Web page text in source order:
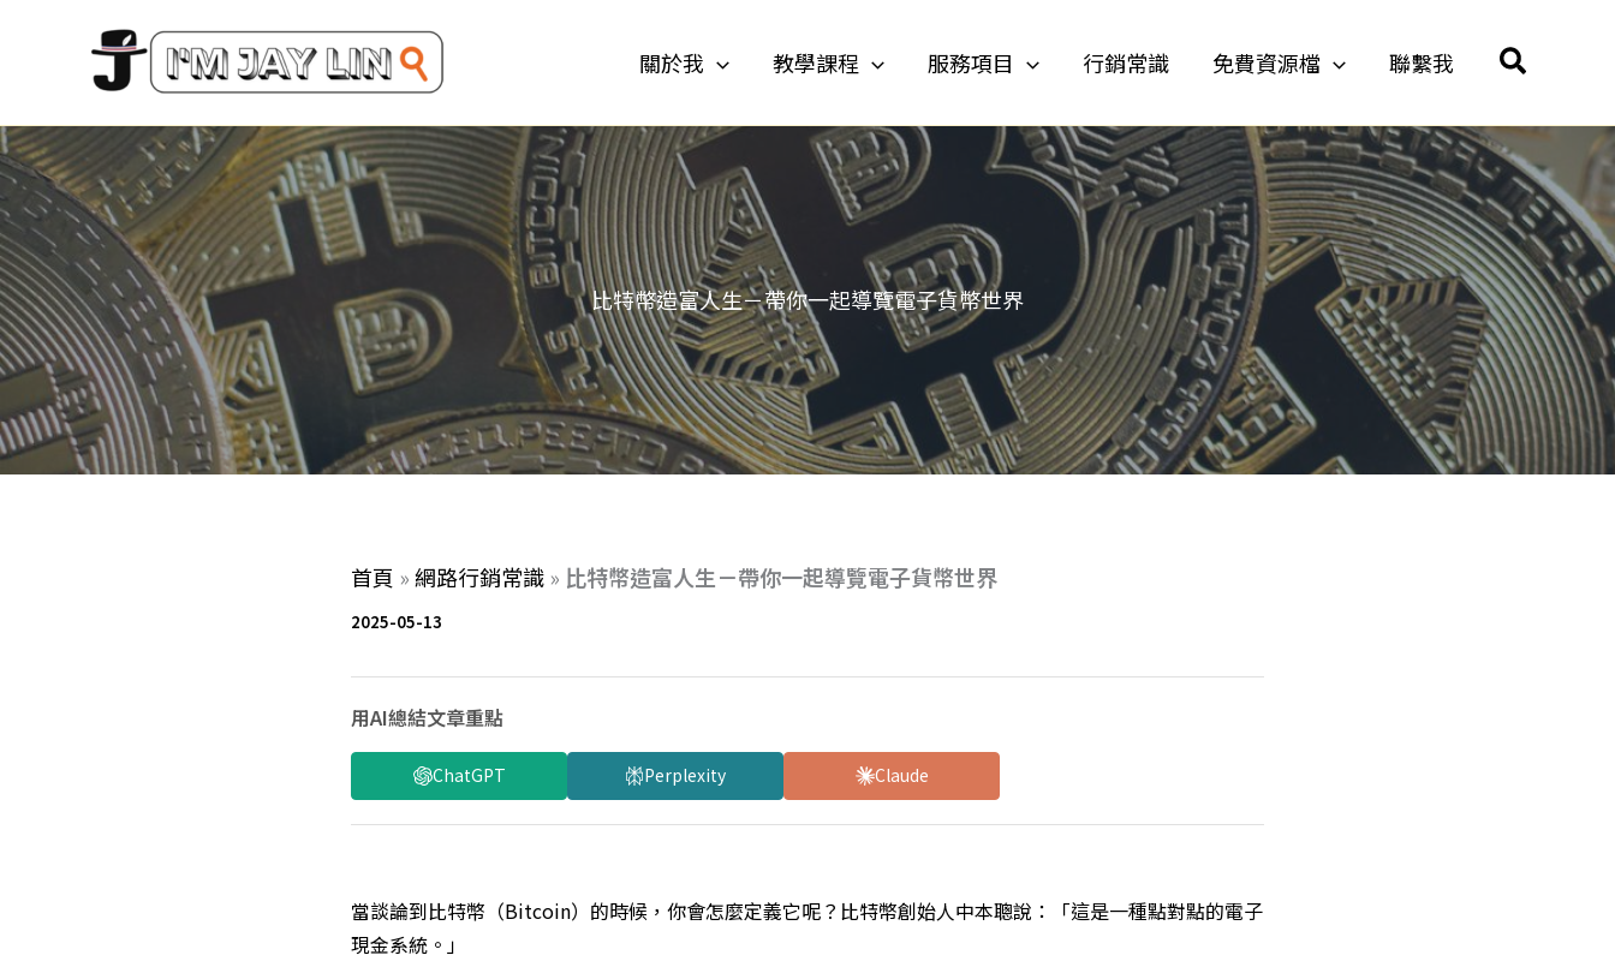
內
容
關於我 教學課程 服務項目 行銷常識 免費資源檔 聯繫我
搜
比特幣造富人生－帶你一起導覽電子貨幣世界
首頁 »網路行銷常識 » 比特幣造富人生－帶你一起導覽電子貨幣世界
2025-05-13
用AI總結文章重點
ChatGPT Perplexity Claude
當談論到比特幣（Bitcoin）的時候，你會怎麼定義它呢？比特幣創始人中本聰說：「這是一種點對點的電子
現金系統。」